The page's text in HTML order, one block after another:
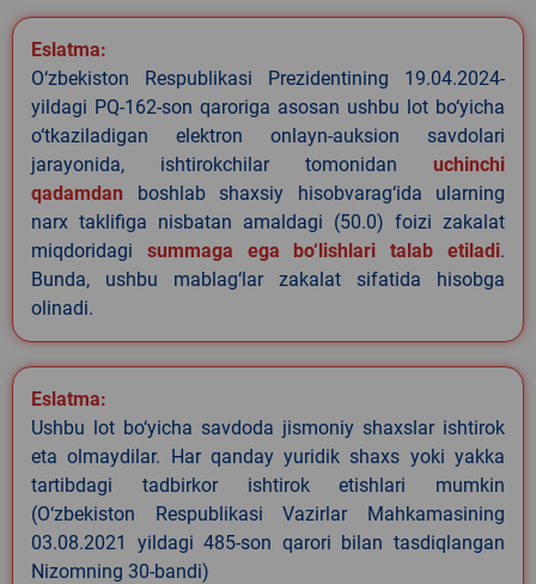
Eslatma:
O‘zbekiston Respublikasi Prezidentining 19.04.2024-
yildagi PQ-162-son qaroriga asosan ushbu lot bo‘yicha
o‘tkaziladigan elektron onlayn-auksion savdolari
jarayonida, ishtirokchilar tomonidan uchinchi
qadamdan boshlab shaxsiy hisobvarag‘ida ularning
narx taklifiga nisbatan amaldagi (50.0) foizi zakalat
miqdoridagi summaga ega bo‘lishlari talab etiladi.
Bunda, ushbu mablag‘lar zakalat sifatida hisobga
olinadi.
Eslatma:
Ushbu lot bo‘yicha savdoda jismoniy shaxslar ishtirok
eta olmaydilar. Har qanday yuridik shaxs yoki yakka
tartibdagi tadbirkor ishtirok etishlari mumkin
(O‘zbekiston Respublikasi Vazirlar Mahkamasining
03.08.2021 yildagi 485-son qarori bilan tasdiqlangan
Nizomning 30-bandi)